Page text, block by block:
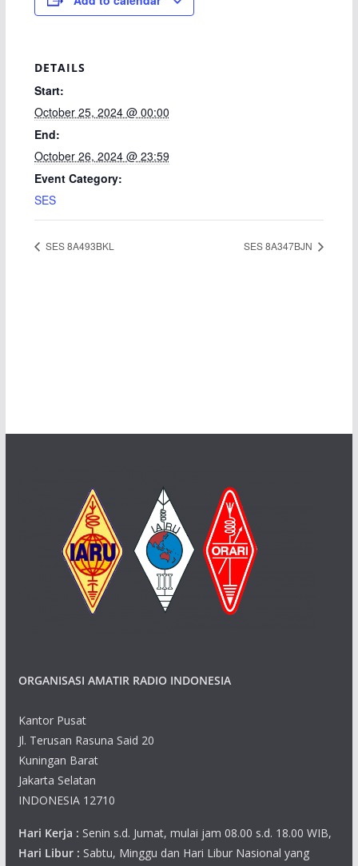
DETAILS
Start:
October 25, 2024 @ 00:00
End:
October 26, 2024 @ 23:59
Event Category:
SES
SES 8A493BKL SES 8A347BJN
ORGANISASI AMATIR RADIO INDONESIA
Kantor Pusat
Jl. Terusan Rasuna Said 20
Kuningan Barat
Jakarta Selatan
INDONESIA 12710
Hari Kerja : Senin s.d. Jumat, mulai jam 08.00 s.d. 18.00 WIB,
Hari Libur : Sabtu, Minggu dan Hari Libur Nasional yang